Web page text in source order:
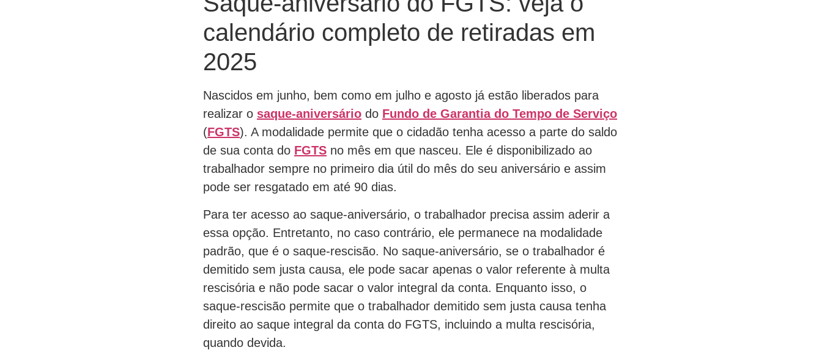
calendário completo de retiradas em
2025
Nascidos em junho, bem como em julho e agosto já estão liberados para
realizar o saque-aniversário do Fundo de Garantia do Tempo de Serviço
(FGTS). A modalidade permite que o cidadão tenha acesso a parte do saldo
de sua conta do FGTS no mês em que nasceu. Ele é disponibilizado ao
trabalhador sempre no primeiro dia útil do mês do seu aniversário e assim
pode ser resgatado em até 90 dias.
Para ter acesso ao saque-aniversário, o trabalhador precisa assim aderir a
essa opção. Entretanto, no caso contrário, ele permanece na modalidade
padrão, que é o saque-rescisão. No saque-aniversário, se o trabalhador é
demitido sem justa causa, ele pode sacar apenas o valor referente à multa
rescisória e não pode sacar o valor integral da conta. Enquanto isso, o
saque-rescisão permite que o trabalhador demitido sem justa causa tenha
direito ao saque integral da conta do FGTS, incluindo a multa rescisória,
quando devida.